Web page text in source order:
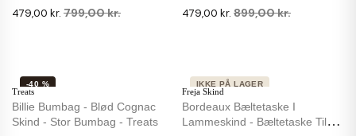
479,00 kr. 799,00 kr. 479,00 kr. 899,00 kr.
Treats
Billie Bumbag - Blød Cognac
Skind - Stor Bumbag - Treats
-40 %
Freja Skind
Bordeaux Bæltetaske I
Lammeskind - Bæltetaske Til
IKKE PÅ LAGER